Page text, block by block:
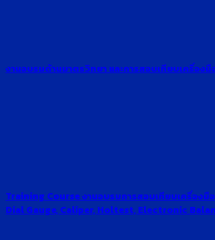
งานอบรมด้านมาตรวิทยา และการสอบเทียบเครื่อง
Training Course งานอบรมการสอบเทียบเครื่องมื
Dial Gauge, Caliper, Holtest, Electronic